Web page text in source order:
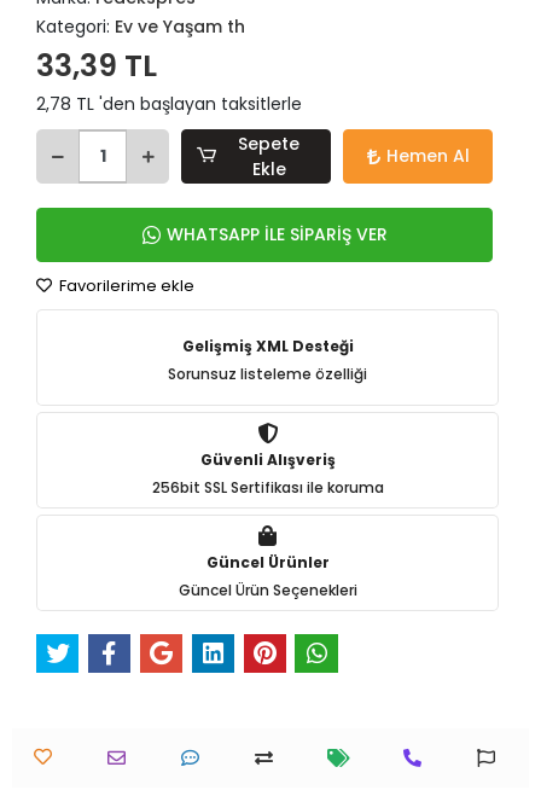
Kategori: Ev ve Yaşam th
33,39 TL
2,78 TL 'den başlayan taksitlerle
Sepete
Ekle
Hemen Al
WHATSAPP İLE SİPARİŞ VER
Favorilerime ekle
Gelişmiş XML Desteği
Sorunsuz listeleme özelliği
Güvenli Alışveriş
256bit SSL Sertifikası ile koruma
Güncel Ürünler
Güncel Ürün Seçenekleri